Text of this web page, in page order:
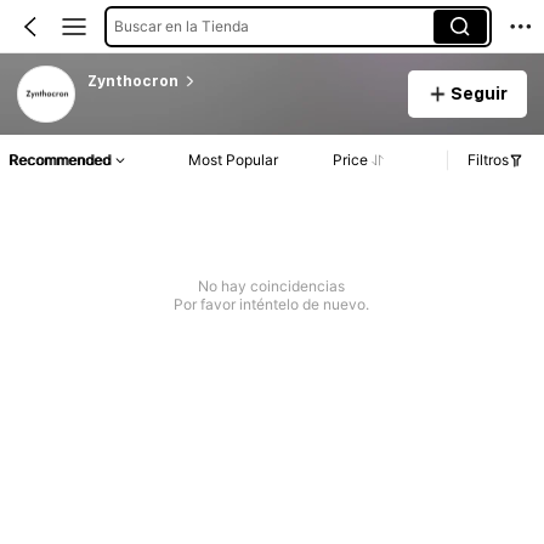
Buscar en la Tienda
Zynthocron
Seguir
Recommended Most Popular Price Filtros
No hay coincidencias
Por favor inténtelo de nuevo.